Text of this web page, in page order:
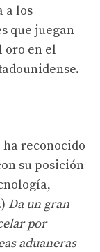
a los
que juegan
oro en el
reconocido
su posición
Da un gran
por
aduaneras